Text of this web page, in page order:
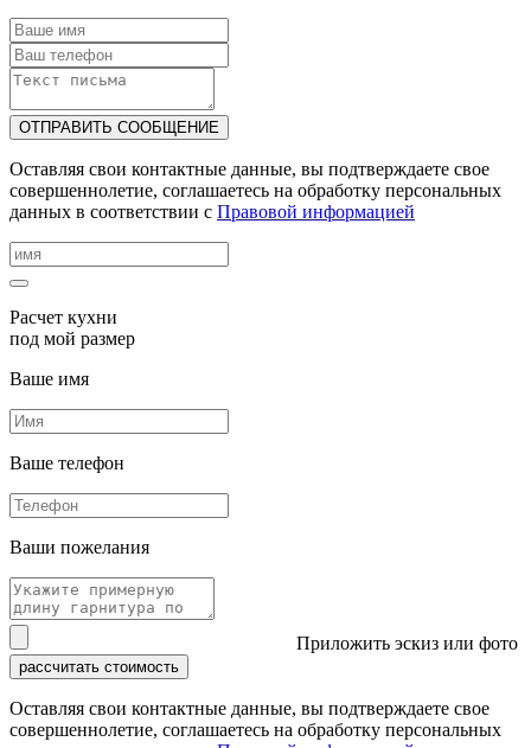
ОТПРАВИТЬ СООБЩЕНИЕ
Оставляя свои контактные данные, вы подтверждаете свое
совершеннолетие, соглашаетесь на обработку персональных
данных в соответствии с Правовой информацией
Расчет кухни
под мой размер
Ваше имя
Ваше телефон
Ваши пожелания
Приложить эскиз или фото
рассчитать стоимость
Оставляя свои контактные данные, вы подтверждаете свое
совершеннолетие, соглашаетесь на обработку персональных